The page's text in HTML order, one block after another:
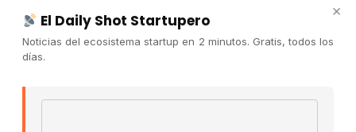
Publicidad
Convocatorias
×
El Daily Shot Startupero
Noticias del ecosistema startup en 2 minutos. Gratis, todos los
días.